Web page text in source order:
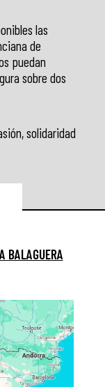
las
de
puedan
sobre dos
solidaridad
BALAGUERA